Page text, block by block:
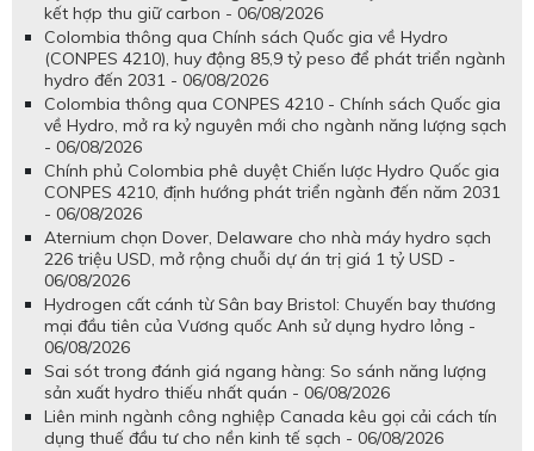
kết hợp thu giữ carbon - 06/08/2026
Colombia thông qua Chính sách Quốc gia về Hydro
(CONPES 4210), huy động 85,9 tỷ peso để phát triển ngành
hydro đến 2031 - 06/08/2026
Colombia thông qua CONPES 4210 - Chính sách Quốc gia
về Hydro, mở ra kỷ nguyên mới cho ngành năng lượng sạch
- 06/08/2026
Chính phủ Colombia phê duyệt Chiến lược Hydro Quốc gia
CONPES 4210, định hướng phát triển ngành đến năm 2031
- 06/08/2026
Aternium chọn Dover, Delaware cho nhà máy hydro sạch
226 triệu USD, mở rộng chuỗi dự án trị giá 1 tỷ USD -
06/08/2026
Hydrogen cất cánh từ Sân bay Bristol: Chuyến bay thương
mại đầu tiên của Vương quốc Anh sử dụng hydro lỏng -
06/08/2026
Sai sót trong đánh giá ngang hàng: So sánh năng lượng
sản xuất hydro thiếu nhất quán - 06/08/2026
Liên minh ngành công nghiệp Canada kêu gọi cải cách tín
dụng thuế đầu tư cho nền kinh tế sạch - 06/08/2026